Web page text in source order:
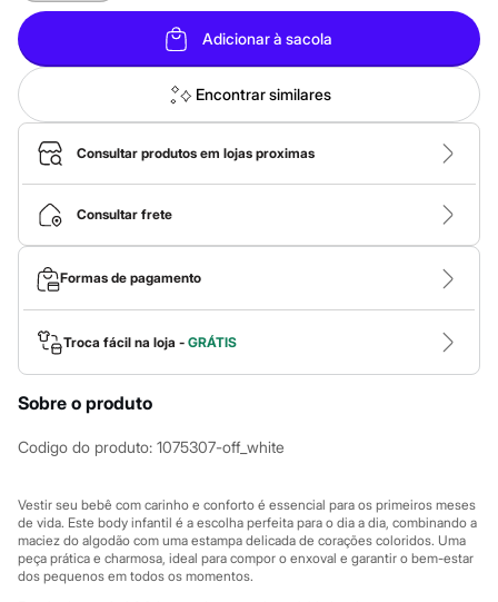
Feminino
Em alta
Inverno
Alfaiataria
Novidades
Roupas
Blusas e Camisetas
Básicos
Calças
Casacos e Jaquetas
Jeans
Macacões
Saias
Shorts e Bermudas
Vestidos
Acessórios
Bolsas
Bonés e Chapéus
Bijoux
Cintos
Óculos
Calçados
Rasteirinhas
Sandálias
Sapatilhas
Tênis
Marcas
Adicionar à sacola
Encontrar similares
Consultar produtos em lojas proximas
Consultar frete
Formas de pagamento
Troca fácil na loja - GRÁTIS
Sobre o produto
Codigo do produto: 1075307-off_white
Vestir seu bebê com carinho e conforto é essencial para os primeiros meses
de vida. Este body infantil é a escolha perfeita para o dia a dia, combinando a
maciez do algodão com uma estampa delicada de corações coloridos. Uma
peça prática e charmosa, ideal para compor o enxoval e garantir o bem-estar
dos pequenos em todos os momentos.